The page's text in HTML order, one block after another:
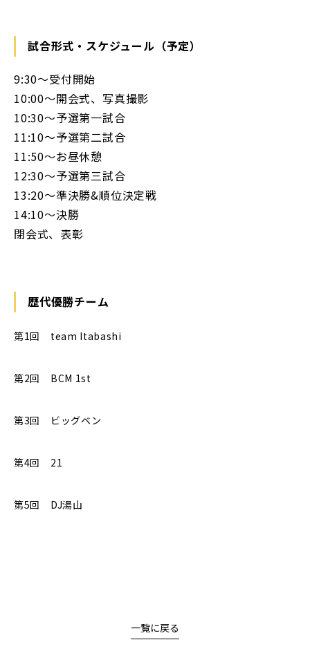
試合形式・スケジュール（予定）
9:30〜受付開始
10:00〜開会式、写真撮影
10:30〜予選第一試合
11:10〜予選第二試合
11:50〜お昼休憩
12:30〜予選第三試合
13:20〜準決勝&順位決定戦
14:10〜決勝
閉会式、表彰
歴代優勝チーム
第1回 team Itabashi
第2回 BCM 1st
第3回 ビッグベン
第4回 21
第5回 DJ湯山
一覧に戻る